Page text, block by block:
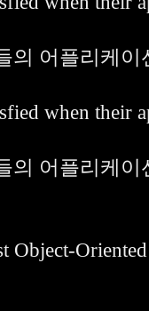
의 어플리케
when their
의 어플리케
Object-